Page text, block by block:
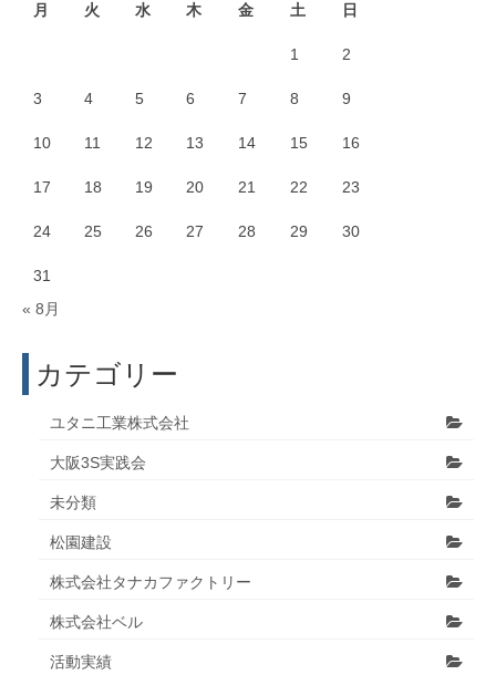
月
火 水 木 金 土 日
1 2
3 4 5 6 7 8 9
10 11 12 13 14 15 16
17 18 19 20 21 22 23
24 25 26 27 28 29 30
31
« 8月
カテゴリー
ユタニ工業株式会社
大阪3S実践会
未分類
松園建設
株式会社タナカファクトリー
株式会社ベル
活動実績